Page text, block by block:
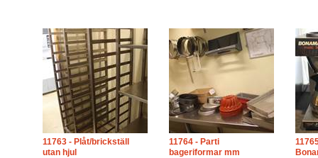
11763 - Plåt/brickställ
utan hjul
11764 - Parti
bageriformar mm